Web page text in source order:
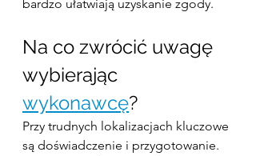
bardzo ułatwiają uzyskanie zgody.
Na co zwrócić uwagę
wybierając
wykonawcę?
Przy trudnych lokalizacjach kluczowe
są doświadczenie i przygotowanie.